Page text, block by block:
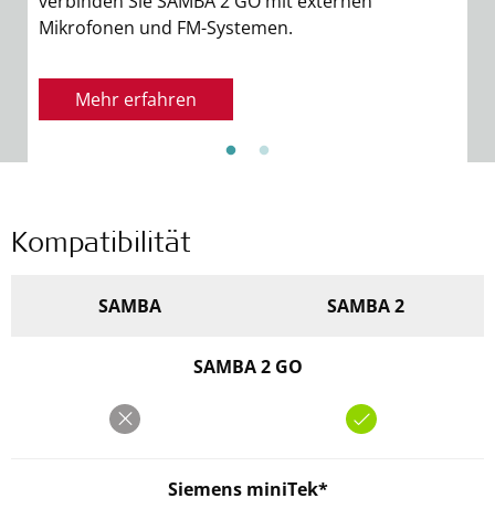
Mikrofonen und FM-Systemen.
Mehr erfahren
Kompatibilität
SAMBA SAMBA 2
SAMBA 2 GO
Siemens miniTek*